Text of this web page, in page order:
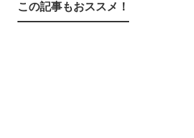
この記事もおススメ！